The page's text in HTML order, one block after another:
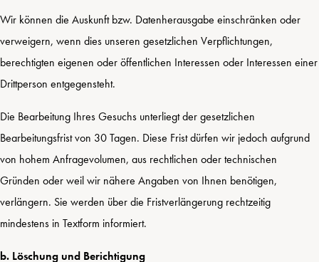
Wir können die Auskunft bzw. Datenherausgabe einschränken oder
verweigern, wenn dies unseren gesetzlichen Verpflichtungen,
berechtigten eigenen oder öffentlichen Interessen oder Interessen einer
Drittperson entgegensteht.
Die Bearbeitung Ihres Gesuchs unterliegt der gesetzlichen
Bearbeitungsfrist von 30 Tagen. Diese Frist dürfen wir jedoch aufgrund
von hohem Anfragevolumen, aus rechtlichen oder technischen
Gründen oder weil wir nähere Angaben von Ihnen benötigen,
verlängern. Sie werden über die Fristverlängerung rechtzeitig
mindestens in Textform informiert.
b. Löschung und Berichtigung